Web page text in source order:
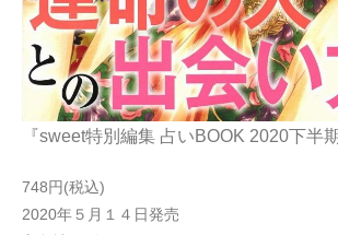
『sweet特別編集 占いBOOK 2020下半期
748円(税込)
2020年５月１４日発売